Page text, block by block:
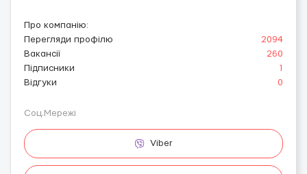
Про компанію:
Перегляди профілю
2094
Вакансії
260
Підписники
1
Відгуки
0
Соц.Мережі
Viber